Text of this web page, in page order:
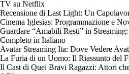
TV su Netflix
Recensione di Last Light: Un
Cinema Iglesias: Programmazione e
Guardare “Amabili Resti” in
Completo in Italiano
Avatar Streaming Ita: Dove Vedere
La Furia di un Uomo: Il Riassunto del
Il Cast di Quei Bravi Ragazzi: Attori